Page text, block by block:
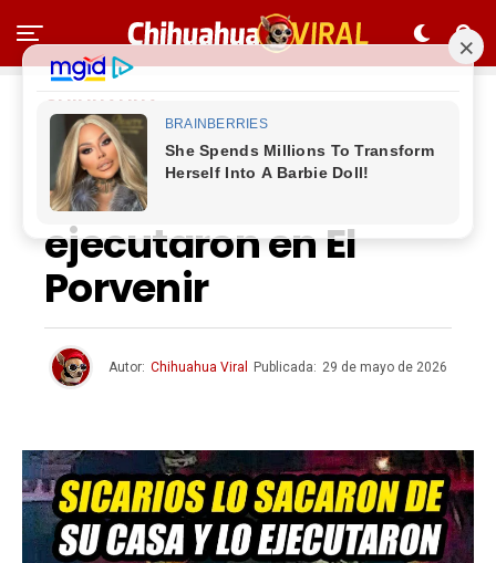
CHIHUAHUA
Sicarios lo sacaron
de su casa y lo
ejecutaron en El
Porvenir
Autor: Chihuahua Viral Publicada: 29 de mayo de 2026